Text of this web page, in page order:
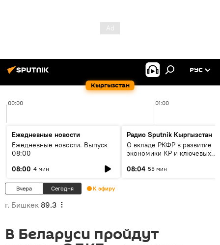
Кыргызстан
РУС
00:00 01:00
Ежедневные новости
Ежедневные новости. Выпуск
08:00
08:00 4 мин
Радио Sputnik Кыргызстан
О вкладе РКФР в развитие
экономики КР и ключевых
08:04 55 мин
Вчера Сегодня К эфиру
г. Бишкек 89.3
В Беларуси пройдут